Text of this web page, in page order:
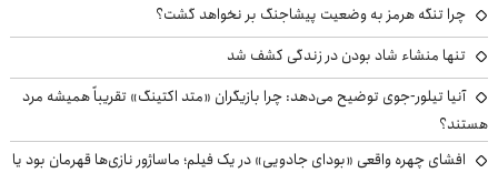
چرا تنگه هرمز به وضعیت پیشاجنگ بر نخواهد گشت؟
تنها منشاء شاد بودن در زندگی کشف شد
آنیا تیلور-جوی توضیح می‌دهد: چرا بازیگران «متد اکتینگ» تقریباً همیشه مرد
هستند؟
افشای چهره واقعی «بودای جادویی» در یک فیلم؛ ماساژور نازی‌ها قهرمان بود یا